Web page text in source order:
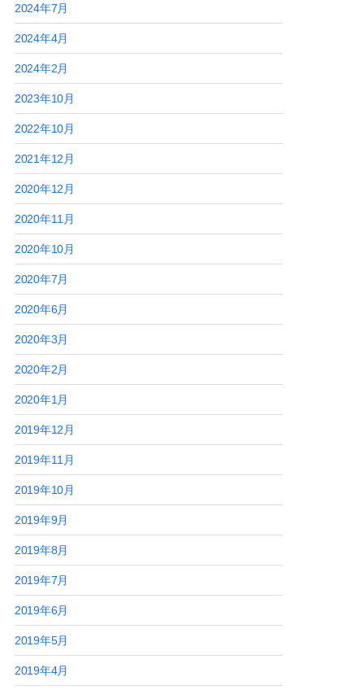
2024年7月
2024年4月
2024年2月
2023年10月
2022年10月
2021年12月
2020年12月
2020年11月
2020年10月
2020年7月
2020年6月
2020年3月
2020年2月
2020年1月
2019年12月
2019年11月
2019年10月
2019年9月
2019年8月
2019年7月
2019年6月
2019年5月
2019年4月